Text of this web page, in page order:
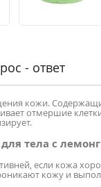
кожи.
отмершие
тела с
если кожа
кожу и
- ответ